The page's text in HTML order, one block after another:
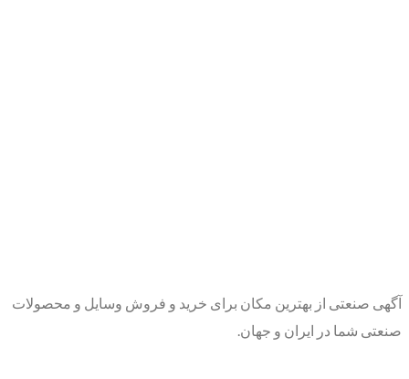
آگهی صنعتی از بهترین مکان برای خرید و فروش وسایل و محصولات
صنعتی شما در ایران و جهان.